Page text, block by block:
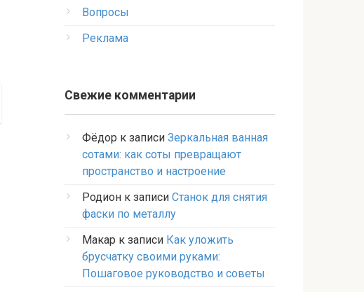
Вопросы
Реклама
Свежие комментарии
Фёдор к записи Зеркальная ванная
сотами: как соты превращают
пространство и настроение
Родион к записи Станок для снятия
фаски по металлу
Макар к записи Как уложить
брусчатку своими руками:
Пошаговое руководство и советы